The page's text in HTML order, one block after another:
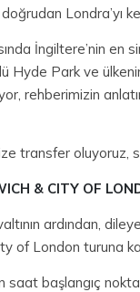
Londra’yı
İngiltere’nin en
Hyde Park ve
rehberimizin
transfer
& CITY OF
ardından,
of London turuna
saat başlangıç